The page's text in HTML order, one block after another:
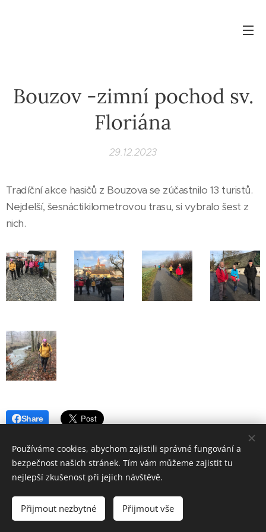
Bouzov -zimní pochod sv.
Floriána
29.12.2023
Tradíční akce hasičů z Bouzova se zúčastnilo 13 turistů.
Nejdelší, šesnáctikilometrovou trasu, si vybralo šest z
nich.
Share
© 2019 Hostinec u nádraží Červenka | Všechna práva vyhrazena
Vytvořeno službouWebnode
Používáme cookies, abychom zajistili správné fungování a
bezpečnost našich stránek. Tím vám můžeme zajistit tu
nejlepší zkušenost při jejich návštěvě.
Přijmout nezbytné Přijmout vše